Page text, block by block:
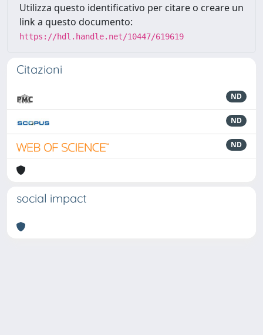
Utilizza questo identificativo per citare o creare un
link a questo documento:
https://hdl.handle.net/10447/619619
Citazioni
ND
ND
ND
social impact